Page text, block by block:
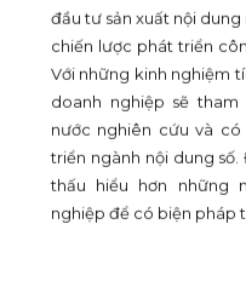
đầu tư sản xuất nội
chiến lược phát triển
Với những kinh nghiệm
doanh nghiệp sẽ
nước nghiên cứu và
triển ngành nội dung
thấu hiểu hơn những
nghiệp để có biện pháp